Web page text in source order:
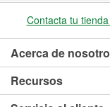
Contacta tu
Acerca de
Recursos